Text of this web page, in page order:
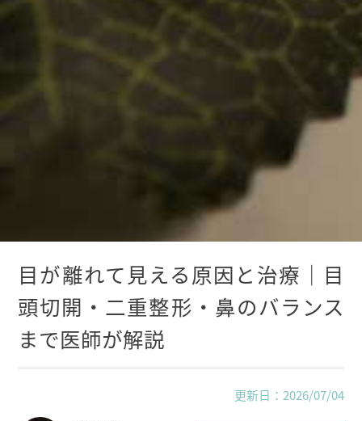
目が離れて見える原因と治療｜目
頭切開・二重整形・鼻のバランス
まで医師が解説
更新日：2026/07/04